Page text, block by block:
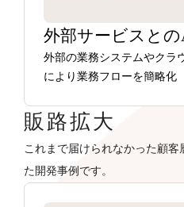
外部サービスと
外部の業務システムやクラ
により業務フローを簡略化
販路拡大
これまで届けられなかった顧
た開発事例です。